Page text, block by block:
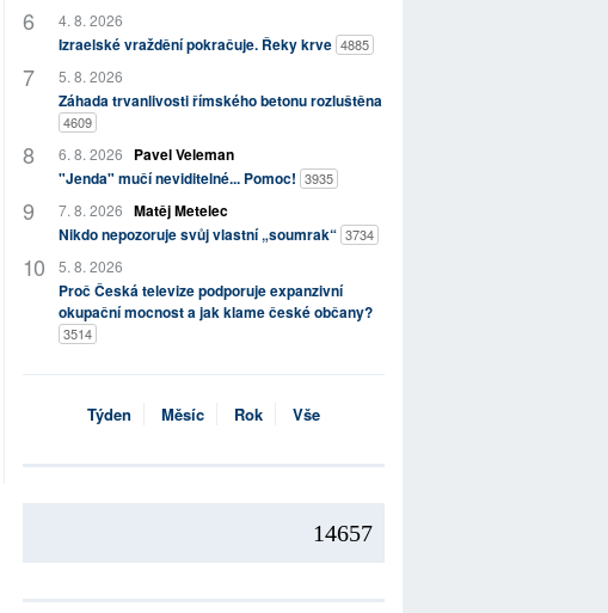
4. 8. 2026
Izraelské vraždění pokračuje. Řeky krve 4885
5. 8. 2026
Záhada trvanlivosti římského betonu rozluštěna
4609
6. 8. 2026
Pavel Veleman
"Jenda" mučí neviditelné... Pomoc! 3935
7. 8. 2026 Matěj Metelec
Nikdo nepozoruje svůj vlastní „soumrak“ 3734
5. 8. 2026
Proč Česká televize podporuje expanzivní
okupační mocnost a jak klame české občany?
3514
Týden Měsíc Rok Vše
14657